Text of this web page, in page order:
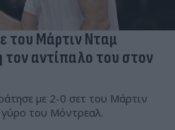
του Μάρτιν Νταμ
τον αντίπαλο του στον
με 2-0 σετ του Μάρτιν
του Μόντρεαλ.